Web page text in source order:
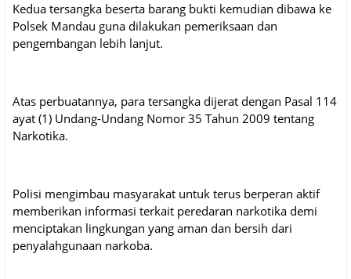
Kedua tersangka beserta barang bukti kemudian dibawa ke
Polsek Mandau guna dilakukan pemeriksaan dan
pengembangan lebih lanjut.
Atas perbuatannya, para tersangka dijerat dengan Pasal 114
ayat (1) Undang-Undang Nomor 35 Tahun 2009 tentang
Narkotika.
Polisi mengimbau masyarakat untuk terus berperan aktif
memberikan informasi terkait peredaran narkotika demi
menciptakan lingkungan yang aman dan bersih dari
penyalahgunaan narkoba.